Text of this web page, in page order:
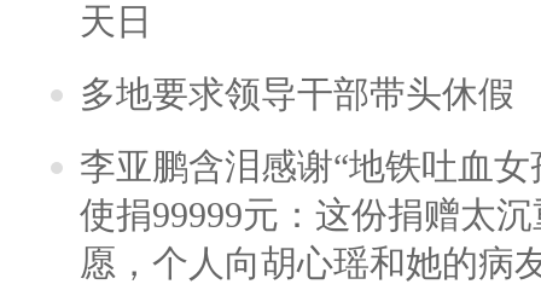
天日
多地要求领导干部带头休假
李亚鹏含泪感谢“地铁吐血
使捐99999元：这份捐赠太
愿，个人向胡心瑶和她的病